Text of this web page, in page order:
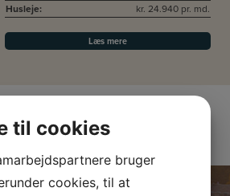
Husleje:
kr. 24.940 pr. md.
Læs mere
til cookies
bruger
cookies, til at